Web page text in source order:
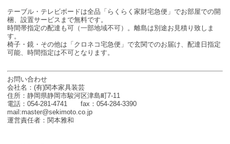
テーブル・テレビボードは全品「らくらく家財宅急便」でお部屋での開
梱、設置サービスまで無料です。
時間帯指定の配達も可（一部地域不可）。離島は別途お見積り致しま
す。
椅子・鏡・その他は「クロネコ宅急便」で玄関でのお届け、配達日指定
可能、時間指定は不可となります。
お問い合わせ
会社名：(有)関本家具装芸
住所：静岡県静岡市駿河区津島町7-11
電話：054-281-4741 fax：054-284-3390
mail:master@sekimoto.co.jp
運営責任者：関本雅和